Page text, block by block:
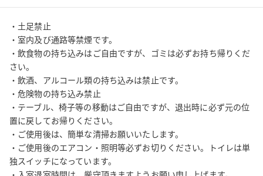
・着付けや習い事の会場として
・衣装合わせや着替えの場所として
・読書やゲーム（静かに集中したい人のために）
・学習塾などの教室として（定期使用可）
・荷物置場や集合場所として
・ＳＯＨＯ
（禁止事項）
火気厳禁・喫煙・カラオケ・ダンス・コーラス・楽器演奏その他
騒音や振動を発する
ご利用はすべて不可とさせて頂きます。
飲酒、アルコール類の持ち込みは禁止です。
・土足禁止
・室内及び通路等禁煙です。
・飲食物の持ち込みはご自由ですが、ゴミは必ずお持ち帰りくだ
さい。
・飲酒、アルコール類の持ち込みは禁止です。
・危険物の持ち込み禁止
・テーブル、椅子等の移動はご自由ですが、退出時に必ず元の位
置に戻してお帰りください。
・ご使用後は、簡単な清掃お願いいたします。
・ご使用後のエアコン・照明等必ずお切りください。トイレは単
独スイッチになっています。